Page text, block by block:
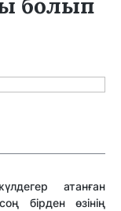
атанған
бірден өзінің